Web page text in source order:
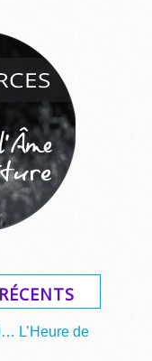
L’Heure de